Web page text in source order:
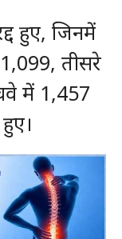
हुए, जिनमें
तीसरे
में 1,457